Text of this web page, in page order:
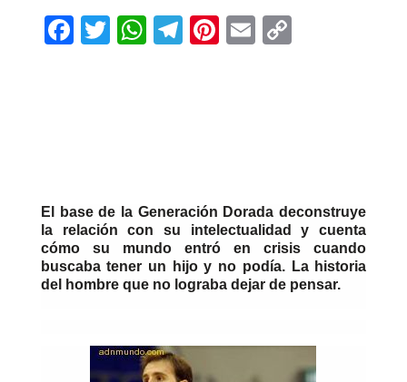
Facebook
Twitter
WhatsApp
Telegram
Pinterest
EmailCopy
El base de la Generación Dorada deconstruye
la relación con su intelectualidad y cuenta
cómo su mundo entró en crisis cuando
buscaba tener un hijo y no podía. La historia
del hombre que no lograba dejar de pensar.